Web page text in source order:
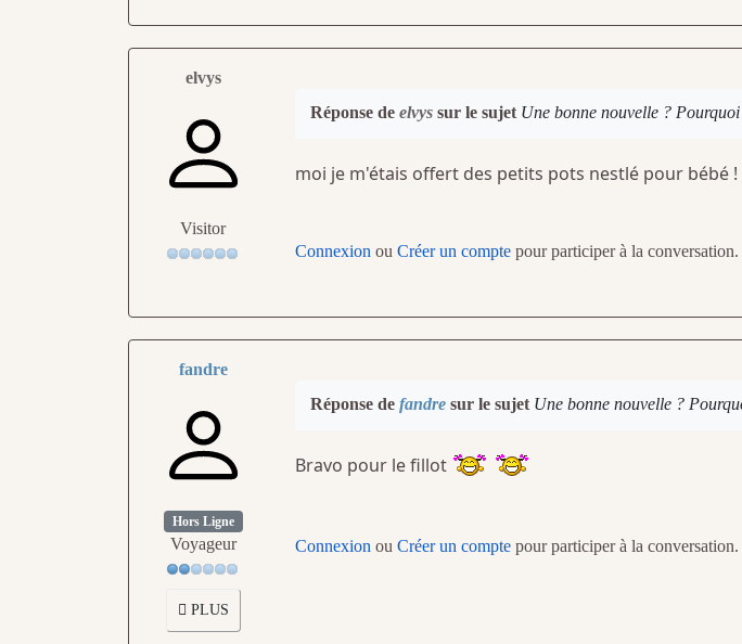
elvys
Visitor
Réponse de elvyssur le sujet Une bonne nouvelle ?
moi je m'étais offert des petits pots nestlé pour bébé !
Connexion ou Créer un comptepour participer à la conversation.
fandre
Hors Ligne
Voyageur
PLUS
Réponse de fandresur le sujet Une bonne nouvelle ?
Bravo pour le fillot
Connexion ou Créer un comptepour participer à la conversation.